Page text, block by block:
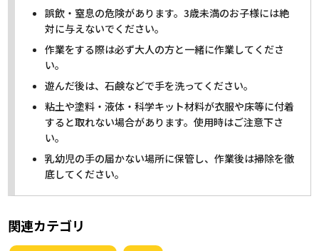
誤飲・窒息の危険があります。3歳未満のお子様には絶
対に与えないでください。
作業をする際は必ず大人の方と一緒に作業してくださ
い。
遊んだ後は、石鹸などで手を洗ってください。
粘土や塗料・液体・科学キット材料が衣服や床等に付着
すると取れない場合があります。使用時はご注意下さ
い。
乳幼児の手の届かない場所に保管し、作業後は掃除を徹
底してください。
関連カテゴリ